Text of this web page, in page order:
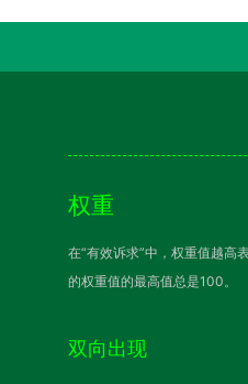
权重
在“有效诉求”中，权重值越高
的权重值的最高值总是100。
双向出现